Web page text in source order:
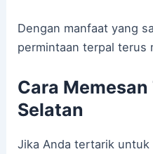
Dengan manfaat yang
permintaan terpal terus
Cara Memesan
Selatan
Jika Anda tertarik